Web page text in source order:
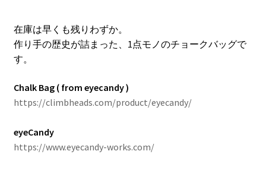
在庫は早くも残りわずか。
作り手の歴史が詰まった、1点モノのチョークバッグで
す。
Chalk Bag ( from eyecandy )
https://climbheads.com/product/eyecandy/
eyeCandy
https://www.eyecandy-works.com/